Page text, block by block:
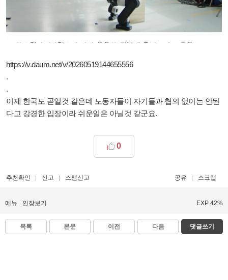
https://v.daum.net/v/20260519144655556
.
.
이제 한국도 곧일것 같은데 노동자들이 자기들과 협의 없이는 안된
다고 강경한 입장이라 쉬운일은 아닐것 같군요.
0
추천확인 신고 스팸신고 공유 스크랩
메뉴 인장보기 EXP 42%
목록 본문 이전 다음 댓글쓰기